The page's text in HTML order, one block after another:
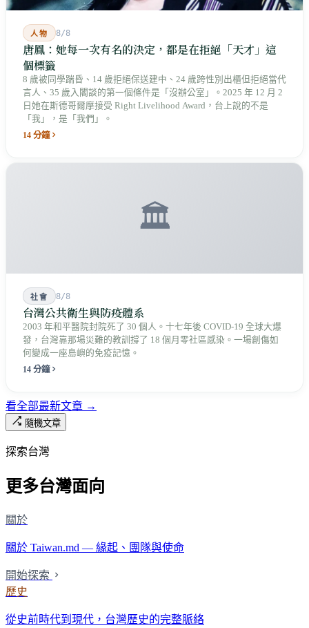
人物 8/8
唐鳳：她每一次有名的決定，都是在拒絕「天才」這
個標籤
8 歲被同學踹昏、14 歲拒絕保送建中、24 歲跨性別出櫃但拒絕當代
言人、35 歲入閣談的第一個條件是「沒辦公室」。2025 年 12 月 2
日她在斯德哥爾摩接受 Right Livelihood Award，台上說的不是
「我」，是「我們」。
14 分鐘
🏛️
社會 8/8
台灣公共衛生與防疫體系
2003 年和平醫院封院死了 30 個人。十七年後 COVID-19 全球大爆
發，台灣靠那場災難的教訓撐了 18 個月零社區感染。一場創傷如
何變成一座島嶼的免疫記憶。
14 分鐘
看全部最新文章 →
隨機文章
探索台灣
更多台灣面向
關於
關於 Taiwan.md — 緣起、團隊與使命
開始探索
歷史
從史前時代到現代，台灣歷史的完整脈絡